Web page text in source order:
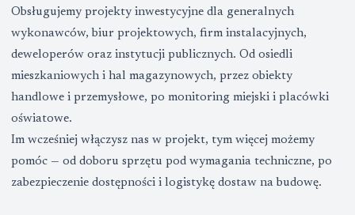
Obsługujemy projekty inwestycyjne dla generalnych
wykonawców, biur projektowych, firm instalacyjnych,
deweloperów oraz instytucji publicznych. Od osiedli
mieszkaniowych i hal magazynowych, przez obiekty
handlowe i przemysłowe, po monitoring miejski i placówki
oświatowe.
Im wcześniej włączysz nas w projekt, tym więcej możemy
pomóc — od doboru sprzętu pod wymagania techniczne, po
zabezpieczenie dostępności i logistykę dostaw na budowę.